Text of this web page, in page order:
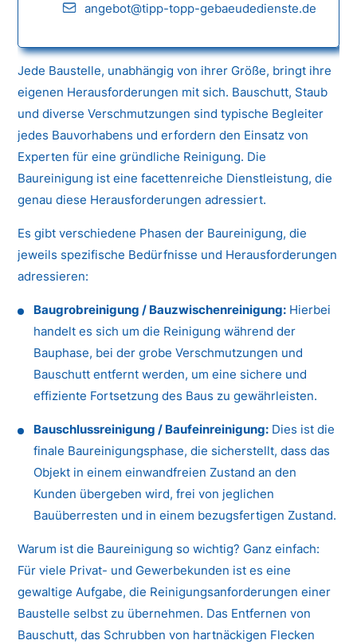
angebot@tipp-topp-gebaeudedienste.de
Jede Baustelle, unabhängig von ihrer Größe, bringt ihre
eigenen Herausforderungen mit sich. Bauschutt, Staub
und diverse Verschmutzungen sind typische Begleiter
jedes Bauvorhabens und erfordern den Einsatz von
Experten für eine gründliche Reinigung. Die
Baureinigung ist eine facettenreiche Dienstleistung, die
genau diese Herausforderungen adressiert.
Es gibt verschiedene Phasen der Baureinigung, die
jeweils spezifische Bedürfnisse und Herausforderungen
adressieren:
Baugrobreinigung / Bauzwischenreinigung: Hierbei
handelt es sich um die Reinigung während der
Bauphase, bei der grobe Verschmutzungen und
Bauschutt entfernt werden, um eine sichere und
effiziente Fortsetzung des Baus zu gewährleisten.
Bauschlussreinigung / Baufeinreinigung: Dies ist die
finale Baureinigungsphase, die sicherstellt, dass das
Objekt in einem einwandfreien Zustand an den
Kunden übergeben wird, frei von jeglichen
Bauüberresten und in einem bezugsfertigen Zustand.
Warum ist die Baureinigung so wichtig? Ganz einfach:
Für viele Privat- und Gewerbekunden ist es eine
gewaltige Aufgabe, die Reinigungsanforderungen einer
Baustelle selbst zu übernehmen. Das Entfernen von
Bauschutt, das Schrubben von hartnäckigen Flecken